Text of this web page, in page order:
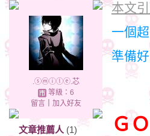
.ⓢⓜⓘⓛⓔ.芯
等級：6
留言｜ 加入好友
文章推薦人 (1)
本文
一個
準備
ＧＯ
Ｇ